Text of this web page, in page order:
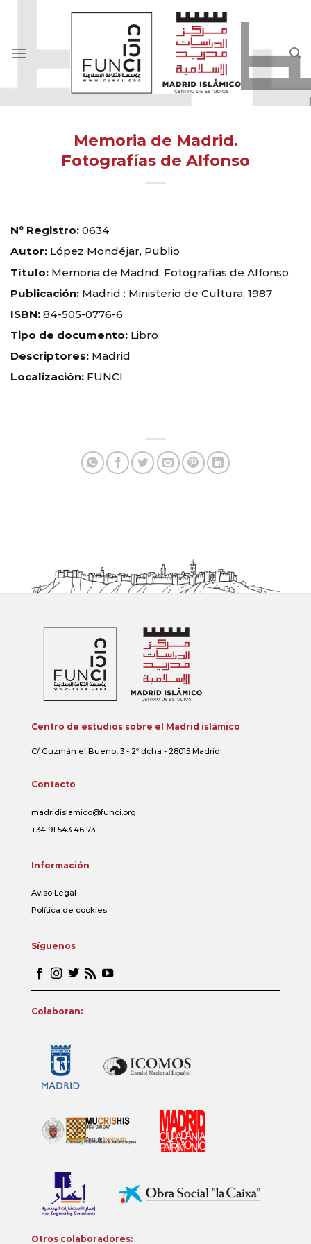
Memoria de Madrid.
Fotografías de Alfonso
Nº Registro: 0634
Autor: López Mondéjar, Publio
Título: Memoria de Madrid. Fotografías de Alfonso
Publicación: Madrid : Ministerio de Cultura, 1987
ISBN: 84-505-0776-6
Tipo de documento: Libro
Descriptores: Madrid
Localización: FUNCI
Centro de estudios sobre el Madrid islámico
C/ Guzmán el Bueno, 3 - 2º dcha - 28015 Madrid
Contacto
madridislamico@funci.org
+34 91 543 46 73
Información
Aviso Legal
Política de cookies
Síguenos
Colaboran:
Otros colaboradores: